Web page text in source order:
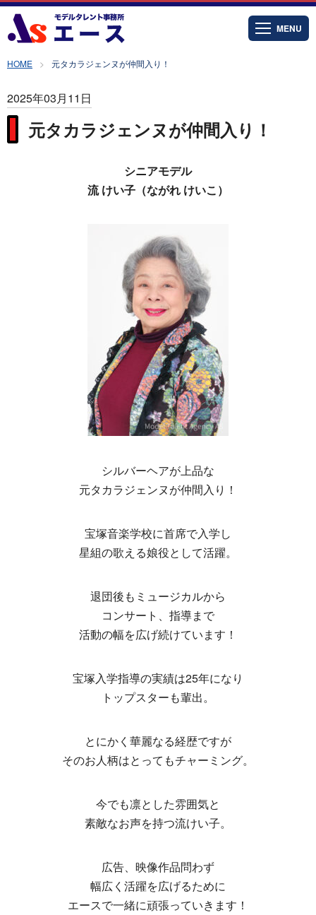
MENU
HOME 元タカラジェンヌが仲間入り！
2025年03月11日
元タカラジェンヌが仲間入り！
シニアモデル
流 けい子（ながれ けいこ）
シルバーヘアが上品な
元タカラジェンヌが仲間入り！
宝塚音楽学校に首席で入学し
星組の歌える娘役として活躍。
退団後もミュージカルから
コンサート、指導まで
活動の幅を広げ続けています！
宝塚入学指導の実績は25年になり
トップスターも輩出。
とにかく華麗なる経歴ですが
そのお人柄はとってもチャーミング。
今でも凛とした雰囲気と
素敵なお声を持つ流けい子。
広告、映像作品問わず
幅広く活躍を広げるために
エースで一緒に頑張っていきます！